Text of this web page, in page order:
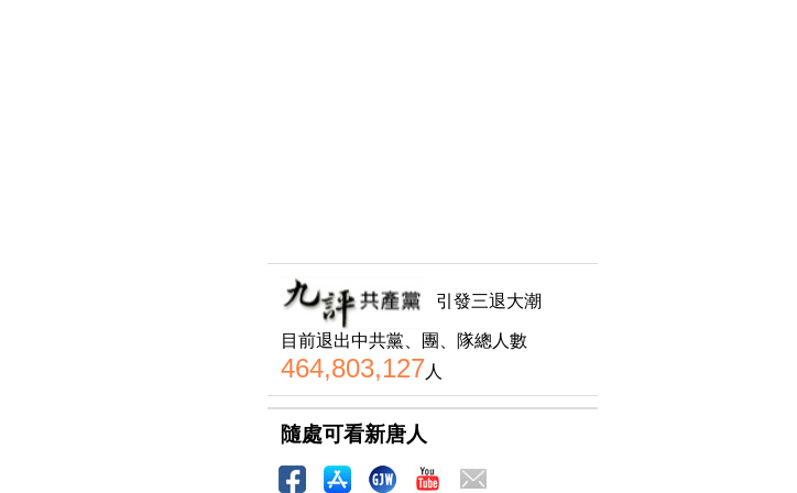
引發三退大潮
目前退出中共黨、團、隊總人數
464,803,127人
隨處可看新唐人